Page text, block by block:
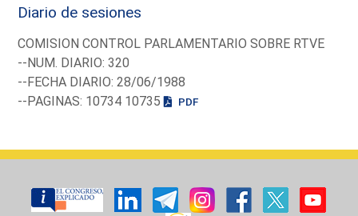
Diario de sesiones
COMISION CONTROL PARLAMENTARIO SOBRE RTVE
--NUM. DIARIO: 320
--FECHA DIARIO: 28/06/1988
--PAGINAS: 10734 10735
PDF